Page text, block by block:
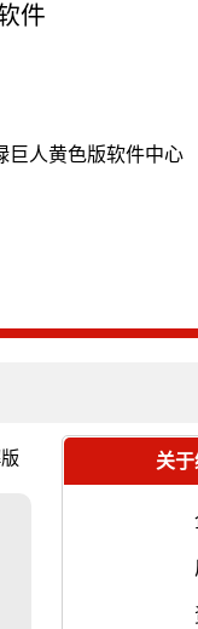
件
巨人黄色版软件中心
关